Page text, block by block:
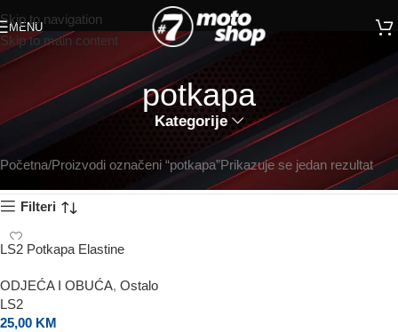
Skip to navigation
Skip to main content
MENU
potkapa
Kategorije
Početna Proizvodi označeni “potkapa”Prikazuje se jedan rezultat
Filteri
LS2 Potkapa Elastine
ODJEĆA I OBUĆA, Ostalo
LS2
25,00 KM